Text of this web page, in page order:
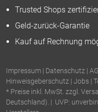
Trusted Shops
Geld-zurück-Garantie
Kauf auf Rechnung
Impressum | Datenschutz |
Hinweisgeberschutz | Jobs |
* Preise inkl. MwSt. zzgl.
Deutschland). | UVP: